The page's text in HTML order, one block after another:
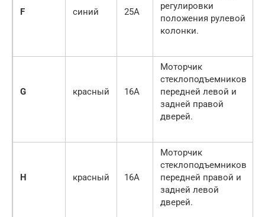
F синий 25A
регулировки
положения рулевой
колонки.
G красный 16A
Моторчик
стеклоподъемников
передней левой и
задней правой
дверей.
H красный 16A
Моторчик
стеклоподъемников
передней правой и
задней левой
дверей.